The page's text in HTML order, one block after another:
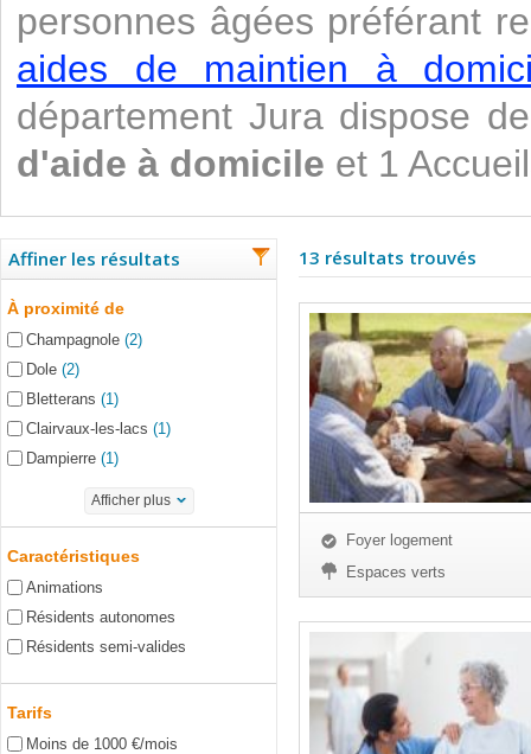
personnes âgées préférant
aides de maintien à
département Jura dispose
d'aide à domicile et 1
Affiner les résultats
À proximité de
Champagnole (2)
Dole (2)
Bletterans (1)
Clairvaux-les-lacs (1)
Dampierre (1)
Afficher plus
Caractéristiques
Animations
Résidents autonomes
Résidents semi-valides
Tarifs
Moins de 1000 €/mois
13 résultats trouvés
Foyer logement
Espaces verts